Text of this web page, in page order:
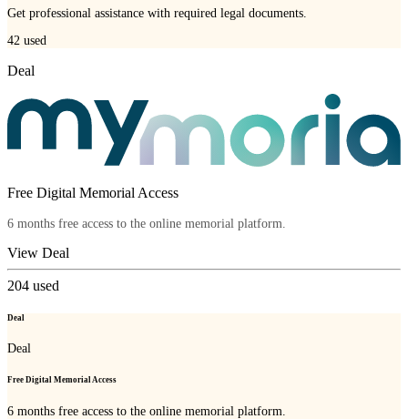
Get professional assistance with required legal documents.
42 used
Deal
Free Digital Memorial Access
6 months free access to the online memorial platform.
View Deal
204 used
Deal
Deal
Free Digital Memorial Access
6 months free access to the online memorial platform.